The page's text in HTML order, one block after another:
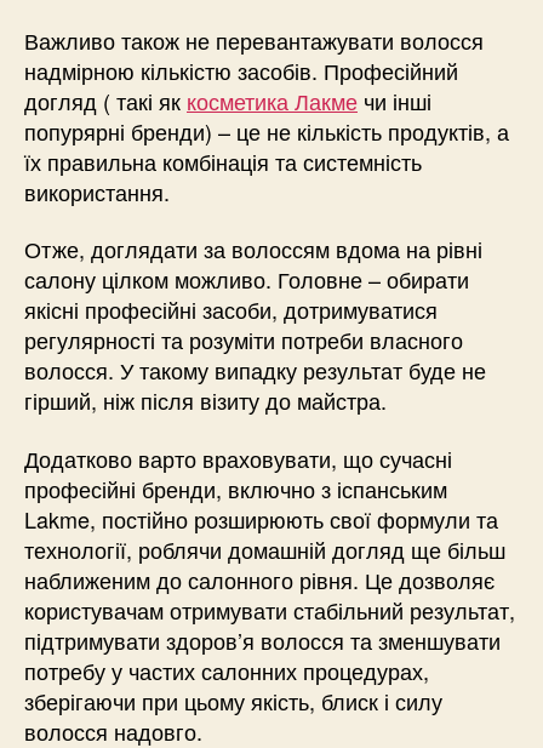
Важливо також не перевантажувати волосся
надмірною кількістю засобів. Професійний
догляд ( такі як косметика Лакме чи інші
попурярні бренди) – це не кількість продуктів, а
їх правильна комбінація та системність
використання.
Отже, доглядати за волоссям вдома на рівні
салону цілком можливо. Головне – обирати
якісні професійні засоби, дотримуватися
регулярності та розуміти потреби власного
волосся. У такому випадку результат буде не
гірший, ніж після візиту до майстра.
Додатково варто враховувати, що сучасні
професійні бренди, включно з іспанським
Lakme, постійно розширюють свої формули та
технології, роблячи домашній догляд ще більш
наближеним до салонного рівня. Це дозволяє
користувачам отримувати стабільний результат,
підтримувати здоров’я волосся та зменшувати
потребу у частих салонних процедурах,
зберігаючи при цьому якість, блиск і силу
волосся надовго.